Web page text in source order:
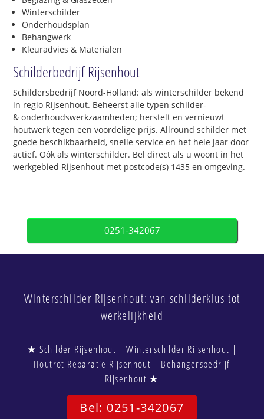
Winterschilder
Onderhoudsplan
Behangwerk
Kleuradvies & Materialen
Schilderbedrijf Rijsenhout
Schildersbedrijf Noord-Holland: als winterschilder bekend
in regio Rijsenhout. Beheerst alle typen schilder-
& onderhoudswerkzaamheden; herstelt en vernieuwt
houtwerk tegen een voordelige prijs. Allround schilder met
goede beschikbaarheid, snelle service en het hele jaar door
actief. Oók als winterschilder. Bel direct als u woont in het
werkgebied Rijsenhout met postcode(s) 1435 en omgeving.
0251-342067
Winterschilder Rijsenhout: van schilderklus tot
werkelijkheid
★ Schilder Rijsenhout | Winterschilder Rijsenhout |
Houtrot Reparatie Rijsenhout | Behangersbedrijf
Rijsenhout ★
Bel: 0251-342067